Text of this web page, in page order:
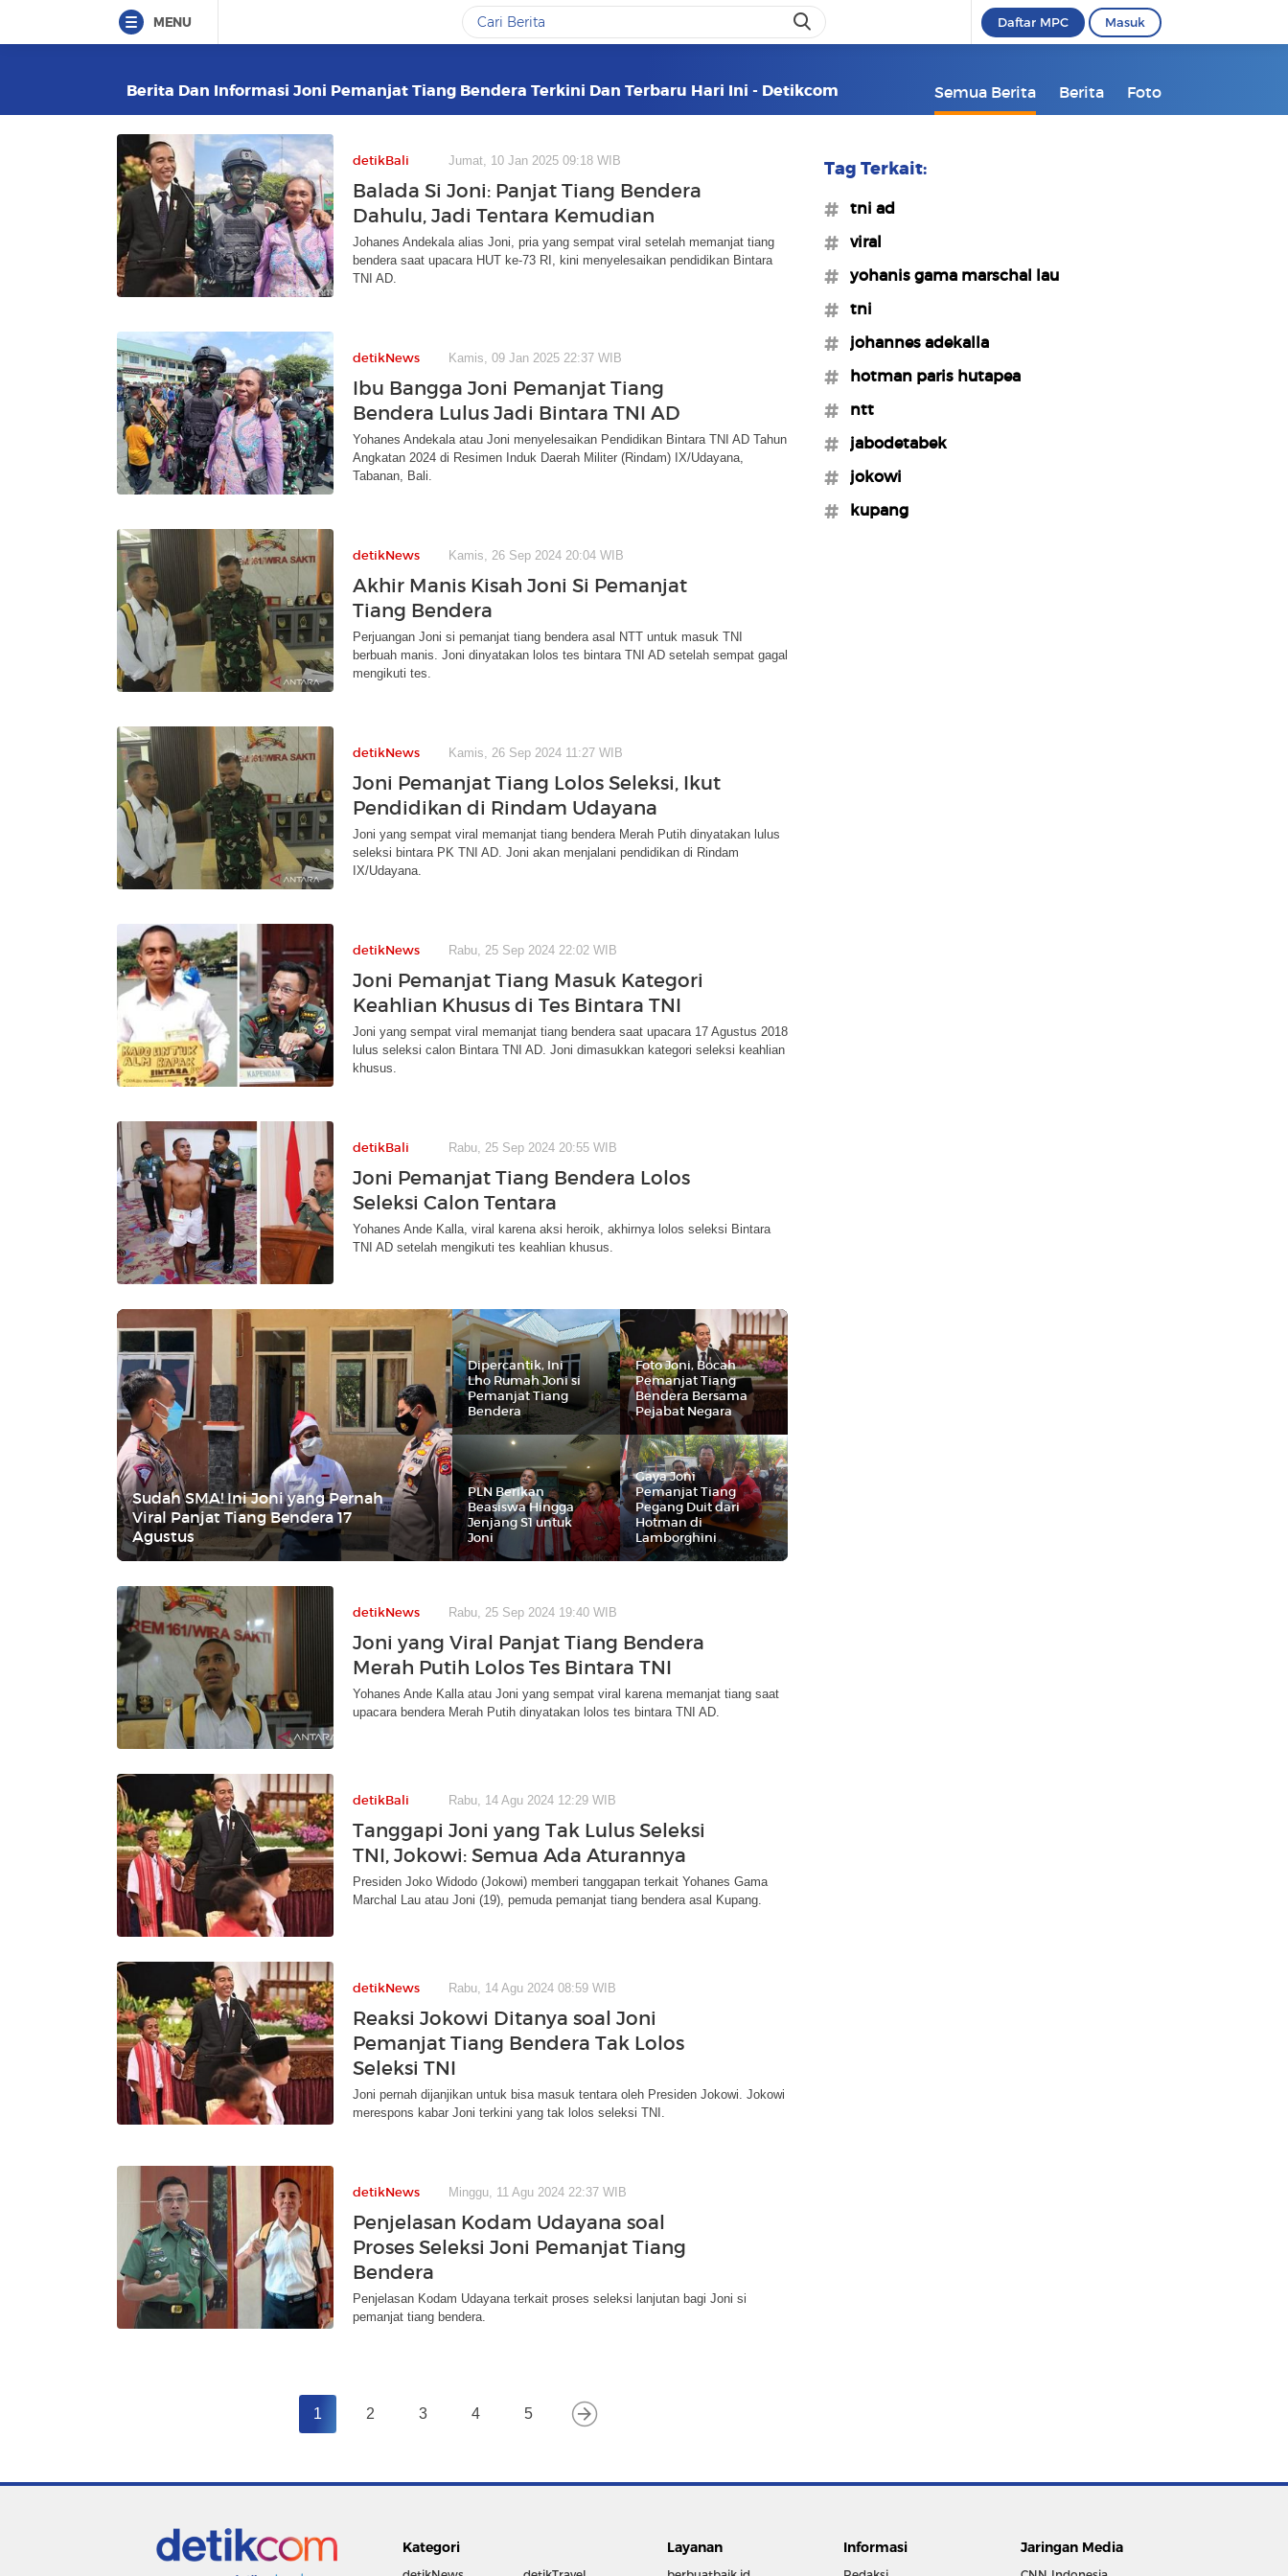
MENU Daftar MPC Masuk
Berita Dan Informasi Joni Pemanjat Tiang Bendera Terkini Dan Terbaru Hari Ini - Detikcom Semua Berita Berita Foto
detikBali Jumat, 10 Jan 2025 09:18 WIB
Balada Si Joni: Panjat Tiang Bendera
Dahulu, Jadi Tentara Kemudian
Johanes Andekala alias Joni, pria yang sempat viral setelah memanjat tiang
bendera saat upacara HUT ke-73 RI, kini menyelesaikan pendidikan Bintara
TNI AD.
detikNews Kamis, 09 Jan 2025 22:37 WIB
Ibu Bangga Joni Pemanjat Tiang
Bendera Lulus Jadi Bintara TNI AD
Yohanes Andekala atau Joni menyelesaikan Pendidikan Bintara TNI AD Tahun
Angkatan 2024 di Resimen Induk Daerah Militer (Rindam) IX/Udayana,
Tabanan, Bali.
detikNews Kamis, 26 Sep 2024 20:04 WIB
Akhir Manis Kisah Joni Si Pemanjat
Tiang Bendera
Perjuangan Joni si pemanjat tiang bendera asal NTT untuk masuk TNI
berbuah manis. Joni dinyatakan lolos tes bintara TNI AD setelah sempat gagal
mengikuti tes.
detikNews Kamis, 26 Sep 2024 11:27 WIB
Joni Pemanjat Tiang Lolos Seleksi, Ikut
Pendidikan di Rindam Udayana
Joni yang sempat viral memanjat tiang bendera Merah Putih dinyatakan lulus
seleksi bintara PK TNI AD. Joni akan menjalani pendidikan di Rindam
IX/Udayana.
detikNews Rabu, 25 Sep 2024 22:02 WIB
Joni Pemanjat Tiang Masuk Kategori
Keahlian Khusus di Tes Bintara TNI
Joni yang sempat viral memanjat tiang bendera saat upacara 17 Agustus 2018
lulus seleksi calon Bintara TNI AD. Joni dimasukkan kategori seleksi keahlian
khusus.
detikBali Rabu, 25 Sep 2024 20:55 WIB
Joni Pemanjat Tiang Bendera Lolos
Seleksi Calon Tentara
Yohanes Ande Kalla, viral karena aksi heroik, akhirnya lolos seleksi Bintara
TNI AD setelah mengikuti tes keahlian khusus.
Sudah SMA! Ini Joni yang Pernah
Viral Panjat Tiang Bendera 17
Agustus
Dipercantik, Ini
Lho Rumah Joni si
Pemanjat Tiang
Bendera
Foto Joni, Bocah
Pemanjat Tiang
Bendera Bersama
Pejabat Negara
PLN Berikan
Beasiswa Hingga
Jenjang S1 untuk
Joni
Gaya Joni
Pemanjat Tiang
Pegang Duit dari
Hotman di
Lamborghini
detikNews Rabu, 25 Sep 2024 19:40 WIB
Joni yang Viral Panjat Tiang Bendera
Merah Putih Lolos Tes Bintara TNI
Yohanes Ande Kalla atau Joni yang sempat viral karena memanjat tiang saat
upacara bendera Merah Putih dinyatakan lolos tes bintara TNI AD.
detikBali Rabu, 14 Agu 2024 12:29 WIB
Tanggapi Joni yang Tak Lulus Seleksi
TNI, Jokowi: Semua Ada Aturannya
Presiden Joko Widodo (Jokowi) memberi tanggapan terkait Yohanes Gama
Marchal Lau atau Joni (19), pemuda pemanjat tiang bendera asal Kupang.
detikNews Rabu, 14 Agu 2024 08:59 WIB
Reaksi Jokowi Ditanya soal Joni
Pemanjat Tiang Bendera Tak Lolos
Seleksi TNI
Joni pernah dijanjikan untuk bisa masuk tentara oleh Presiden Jokowi. Jokowi
merespons kabar Joni terkini yang tak lolos seleksi TNI.
detikNews Minggu, 11 Agu 2024 22:37 WIB
Penjelasan Kodam Udayana soal
Proses Seleksi Joni Pemanjat Tiang
Bendera
Penjelasan Kodam Udayana terkait proses seleksi lanjutan bagi Joni si
pemanjat tiang bendera.
1 2 3 4 5
Tag Terkait:
#tni ad
#viral
#yohanis gama marschal lau
#tni
#johannes adekalla
#hotman paris hutapea
#ntt
#jabodetabek
#jokowi
#kupang
Kategori Layanan Informasi Jaringan Media